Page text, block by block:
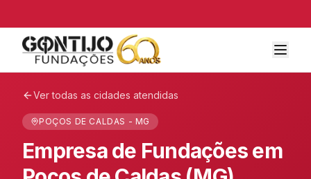
Ver todas as cidades atendidas
POÇOS DE CALDAS - MG
Empresa de Fundações em